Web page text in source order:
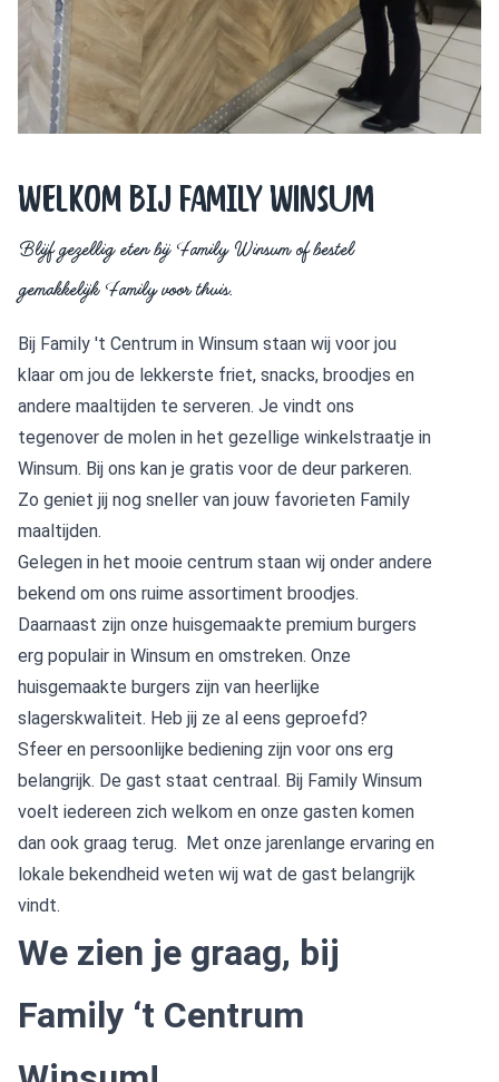
WELKOM BIJ FAMILY Winsum
Blijf gezellig eten bij Family Winsum of bestel
gemakkelijk Family voor thuis.
Bij Family 't Centrum in Winsum staan wij voor jou
klaar om jou de lekkerste friet, snacks, broodjes en
andere maaltijden te serveren. Je vindt ons
tegenover de molen in het gezellige winkelstraatje in
Winsum. Bij ons kan je gratis voor de deur parkeren.
Zo geniet jij nog sneller van jouw favorieten Family
maaltijden.
Gelegen in het mooie centrum staan wij onder andere
bekend om ons ruime assortiment broodjes.
Daarnaast zijn onze huisgemaakte premium burgers
erg populair in Winsum en omstreken. Onze
huisgemaakte burgers zijn van heerlijke
slagerskwaliteit. Heb jij ze al eens geproefd?
Sfeer en persoonlijke bediening zijn voor ons erg
belangrijk. De gast staat centraal. Bij Family Winsum
voelt iedereen zich welkom en onze gasten komen
dan ook graag terug. Met onze jarenlange ervaring en
lokale bekendheid weten wij wat de gast belangrijk
vindt.
We zien je graag, bij
Family ‘t Centrum